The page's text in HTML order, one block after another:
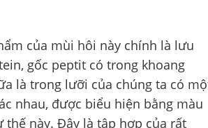
của mùi hôi này chính là lưu
gốc peptit có trong khoang
là trong lưỡi của chúng ta có
nhau, được biểu hiện bằng màu
này. Đây là tập hợp của rất